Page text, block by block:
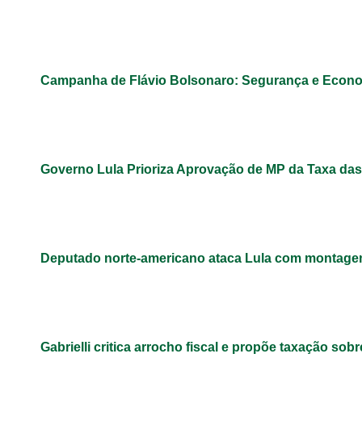
Campanha de Flávio Bolsonaro: Segurança e
Governo Lula Prioriza Aprovação de MP da Taxa
Deputado norte-americano ataca Lula com
Gabrielli critica arrocho fiscal e propõe taxação